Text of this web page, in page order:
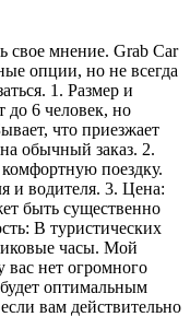
свое мнение. Grab Car
опции, но не всегда
1. Размер и
до 6 человек, но
что приезжает
обычный заказ. 2.
поездку.
и водителя. 3. Цена:
быть существенно
В туристических
часы. Мой
вас нет огромного
оптимальным
вам действительно